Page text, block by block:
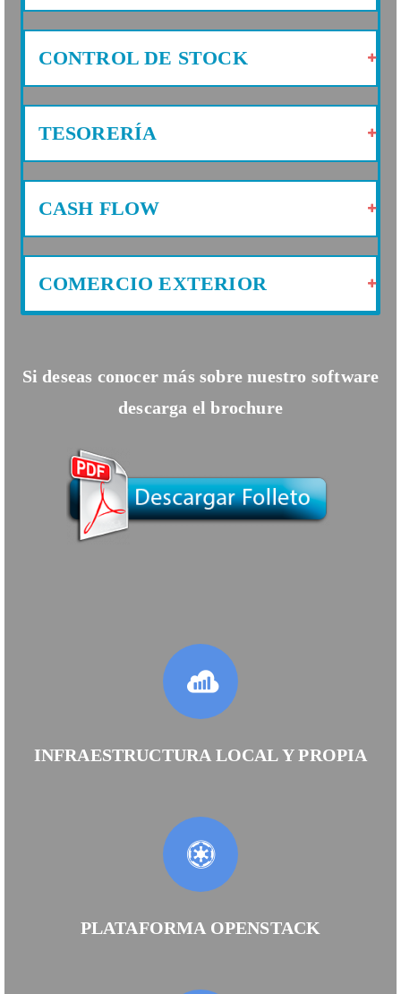
CONTROL DE STOCK
TESORERÍA
CASH FLOW
COMERCIO EXTERIOR
Si deseas conocer más sobre nuestro software
descarga el brochure
INFRAESTRUCTURA LOCAL Y PROPIA
PLATAFORMA OPENSTACK